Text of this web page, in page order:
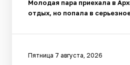
Молодая пара приехала в
отдых, но попала в
Пятница 7 августа, 2026